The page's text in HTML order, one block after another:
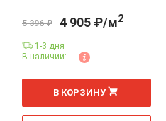
5 396 ₽ 4 905 ₽/м2
1-3 дня
В наличии:
м
В КОРЗИНУ